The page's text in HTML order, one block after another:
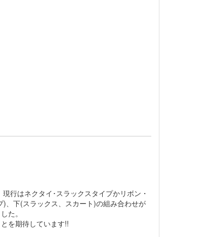
行はネクタイ･スラックスタイプかリボン・
、下(スラックス、スカート)の組み合わせが
た。
を期待しています!!